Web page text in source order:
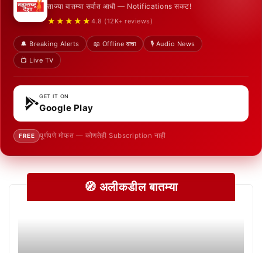
ताज्या बातम्या सर्वात आधी — Notifications सकट!
★★★★★ 4.8 (12K+ reviews)
🔔 Breaking Alerts 📖 Offline वाचा
🎙️ Audio News
📺 Live TV
GET IT ON
Google Play
FREE पूर्णपणे मोफत — कोणतेही Subscription नाही
🧭 अलीकडील बातम्या